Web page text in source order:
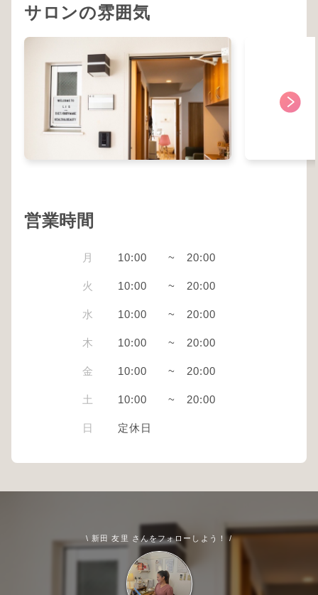
サロンの雰囲気
営業時間
月 10:00 ~ 20:00
火 10:00 ~ 20:00
水 10:00 ~ 20:00
木 10:00 ~ 20:00
金 10:00 ~ 20:00
土 10:00 ~ 20:00
日 定休日
\ 新田 友里 さんをフォローしよう！ /